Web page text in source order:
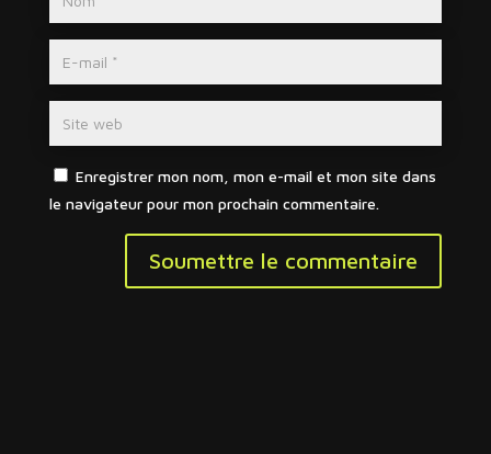
Enregistrer mon nom, mon e-mail et mon site dans
le navigateur pour mon prochain commentaire.
Soumettre le commentaire